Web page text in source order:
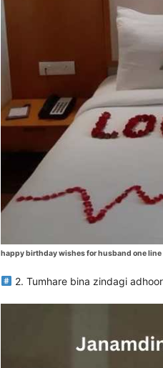
happy birthday wishes for husband one
2. Tumhare bina zindagi